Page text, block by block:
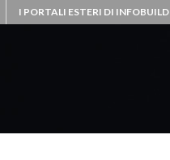
I PORTALI ESTERI DI INFOBUILD